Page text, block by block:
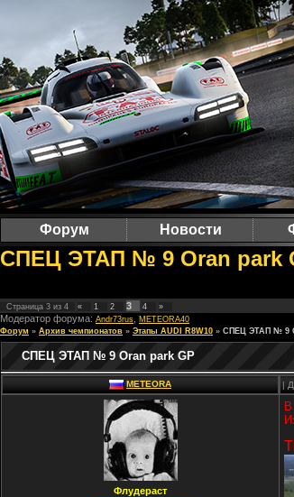
Форум Новости
CПЕЦ ЭТАП № 9 Oran park
Страница 3 из 4 « 1 2 3 4 »
Модератор форума: Andr73rus
METEORA40
Форум » Архив чемпионатов » Этапы AUDI R8W10 » CПЕЦ ЭТАП № 9
CПЕЦ ЭТАП № 9 Oran park GP
METEORA |
Флудераст